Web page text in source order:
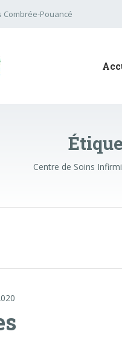
Combrée-Pouancé
Centre de Soins